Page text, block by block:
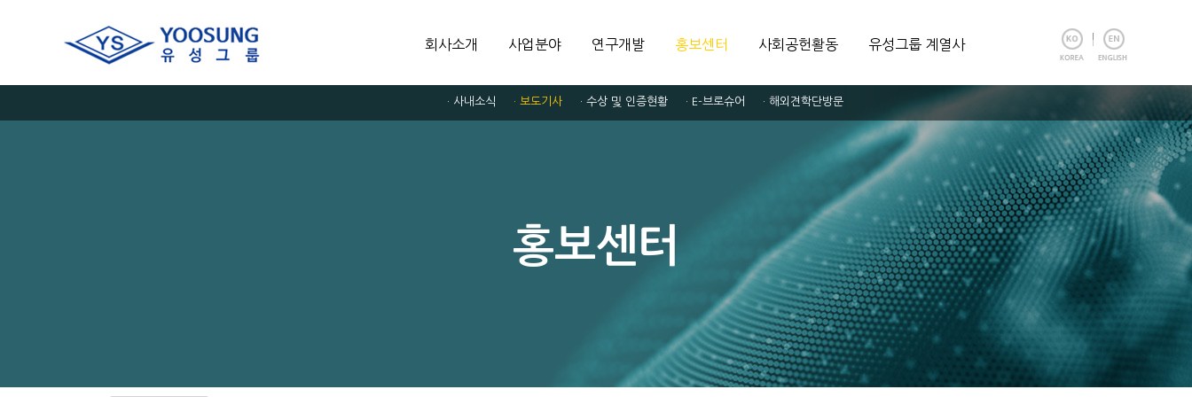
회사소개 사업분야 연구개발 홍보센터
· 사내소식 · 보도기사 · 수상 및 인증현황 · E-브로슈어 · 해외견학단방문
사회공헌활동 유성그룹 계열사
홍보센터